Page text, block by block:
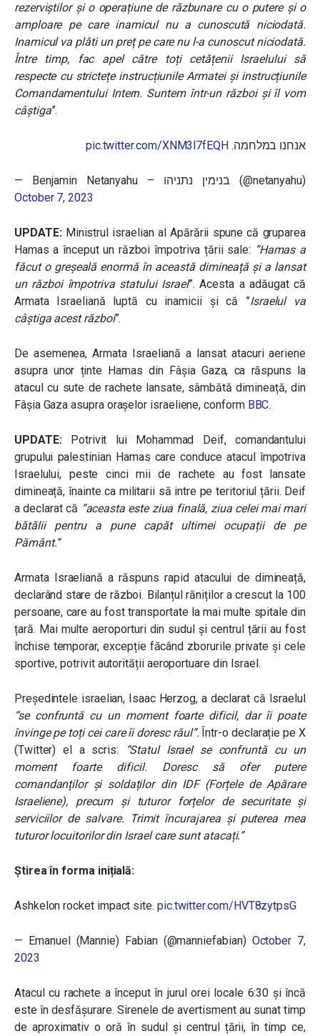
rezerviștilor și o operațiune de răzbunare cu o putere și o
amploare pe care inamicul nu a cunoscută niciodată.
Inamicul va plăti un preț pe care nu l-a cunoscut niciodată.
Între timp, fac apel către toți cetățenii Israelului să
respecte cu strictețe instrucțiunile Armatei și instrucțiunile
Comandamentului Intern. Suntem într-un război și îl vom
câștiga”.
אנחנו במלחמה. pic.twitter.com/XNM3l7fEQH
— Benjamin Netanyahu – בנימין נתניהו (@netanyahu)
October 7, 2023
UPDATE: Ministrul israelian al Apărării spune că gruparea
Hamas a început un război împotriva țării sale: ”Hamas a
făcut o greșeală enormă în această dimineață și a lansat
un război împotriva statului Israel”. Acesta a adăugat că
Armata Israeliană luptă cu inamicii și că ”Israelul va
câștiga acest război”.
De asemenea, Armata Israeliană a lansat atacuri aeriene
asupra unor ținte Hamas din Fâșia Gaza, ca răspuns la
atacul cu sute de rachete lansate, sâmbătă dimineață, din
Fâșia Gaza asupra orașelor israeliene, conform BBC.
UPDATE: Potrivit lui Mohammad Deif, comandantului
grupului palestinian Hamas care conduce atacul împotriva
Israelului, peste cinci mii de rachete au fost lansate
dimineață, înainte ca militarii să intre pe teritoriul țării. Deif
a declarat că “aceasta este ziua finală, ziua celei mai mari
bătălii pentru a pune capăt ultimei ocupații de pe
Pământ.”
Armata Israeliană a răspuns rapid atacului de dimineață,
declarând stare de război. Bilanțul răniților a crescut la 100
persoane, care au fost transportate la mai multe spitale din
țară. Mai multe aeroporturi din sudul și centrul țării au fost
închise temporar, excepție făcând zborurile private și cele
sportive, potrivit autorității aeroportuare din Israel.
Președintele israelian, Isaac Herzog, a declarat că Israelul
“se confruntă cu un moment foarte dificil, dar îi poate
învinge pe toți cei care îi doresc răul”. Într-o declarație pe X
(Twitter) el a scris:
“Statul Israel se confruntă cu un
moment foarte dificil. Doresc să ofer putere
comandanților și soldaților din IDF (Forțele de Apărare
Israeliene), precum și tuturor forțelor de securitate și
serviciilor de salvare. Trimit încurajarea și puterea mea
tuturor locuitorilor din Israel care sunt atacați.”
Știrea în forma inițială:
Ashkelon rocket impact site. pic.twitter.com/HVT8zytpsG
— Emanuel (Mannie) Fabian (@manniefabian) October 7,
2023
Atacul cu rachete a început în jurul orei locale 6:30 și încă
este în desfășurare. Sirenele de avertisment au sunat timp
de aproximativ o oră în sudul și centrul țării, în timp ce,